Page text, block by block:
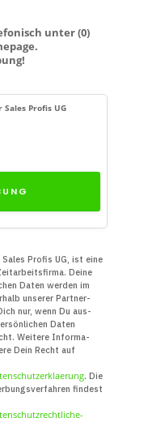
unter (0)
Profis UG
Profis UG, ist eine
Deine
Daten werden im
unserer Partner­
nur, wenn Du aus­
Daten
Weitere Infor­ma­
Dein Recht auf
. Die
findest